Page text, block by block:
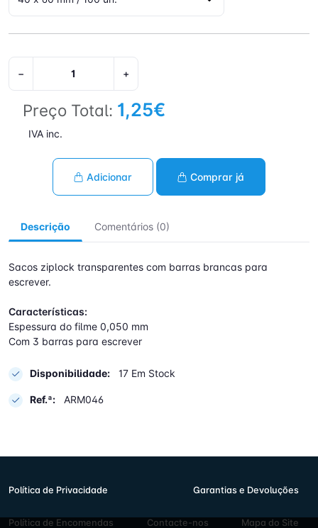
− +
Preço Total: 1,25€
IVA inc.
Adicionar Comprar já
Descrição Comentários (0)
Sacos ziplock transparentes com barras brancas para
escrever.
Características:
Espessura do filme 0,050 mm
Com 3 barras para escrever
Disponibilidade: 17 Em Stock
Ref.ª: ARM046
Política de Privacidade Garantias e Devoluções
Política de Encomendas Contacte-nos Mapa do Site